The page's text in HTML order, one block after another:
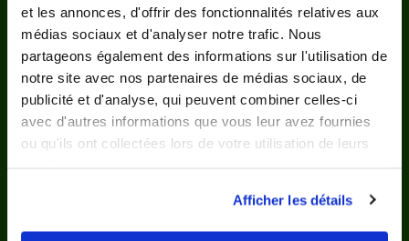
et les annonces, d'offrir des fonctionnalités relatives aux
médias sociaux et d'analyser notre trafic. Nous
partageons également des informations sur l'utilisation de
notre site avec nos partenaires de médias sociaux, de
publicité et d'analyse, qui peuvent combiner celles-ci
avec d'autres informations que vous leur avez fournies
ou qu'ils ont collectées lors de votre utilisation de leurs
Afficher les détails
Suzanne
Jullian
5/5